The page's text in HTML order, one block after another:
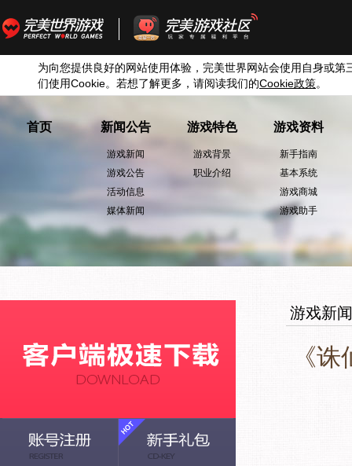
为向您提供良好的网站使用体验，完美世界网站会使用自身或第
们使用Cookie。若想了解更多，请阅读我们的Cookie政策。
首页 新闻公告
游戏新闻
游戏公告
活动信息
媒体新闻
游戏特色
游戏背景
职业介绍
游戏资料
新手指南
基本系统
游戏商城
游戏助手
游戏新闻
《